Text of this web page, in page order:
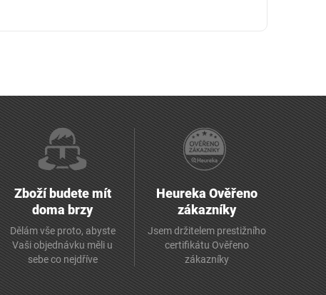
Zboží budete mít
doma brzy
Dělám vše proto, abyste
Vaši objednávku měli u
sebe co nejdříve
Heureka Ověřeno
zákazníky
Jsem držitelem prestižního
certifikátu Ověřeno
zákazníky